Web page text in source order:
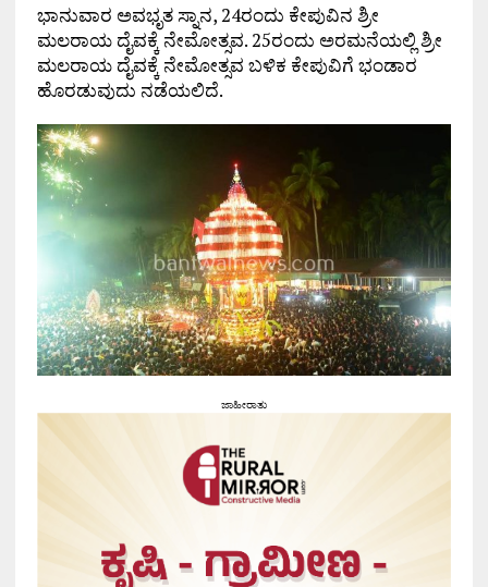
ಭಾನುವಾರ ಅವಭೃತ ಸ್ನಾನ, 24ರಂದು ಕೇಪುವಿನ ಶ್ರೀ
ಮಲರಾಯ ದೈವಕ್ಕೆ ನೇಮೋತ್ಸವ. 25ರಂದು ಅರಮನೆಯಲ್ಲಿ ಶ್ರೀ
ಮಲರಾಯ ದೈವಕ್ಕೆ ನೇಮೋತ್ಸವ ಬಳಿಕ ಕೇಪುವಿಗೆ ಭಂಡಾರ
ಹೊರಡುವುದು ನಡೆಯಲಿದೆ.
ಜಾಹೀರಾತು